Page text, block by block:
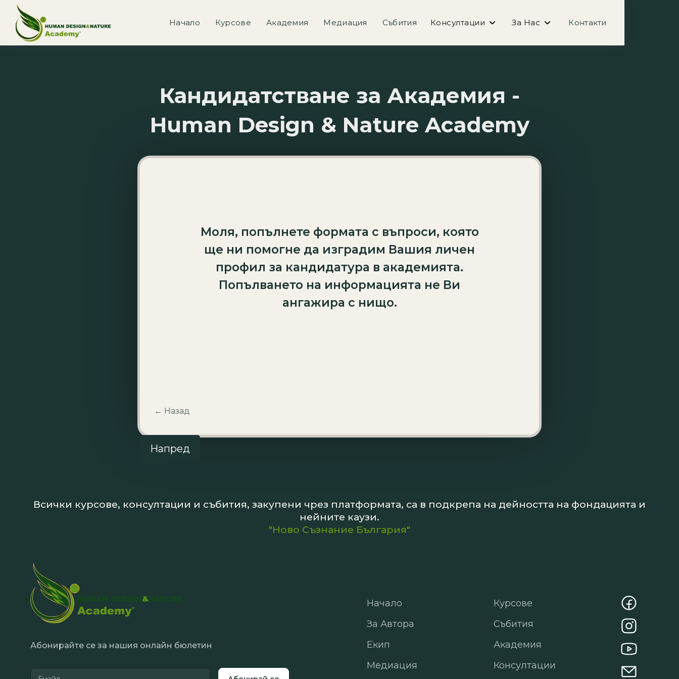
Начало Курсове Академия Медиация Събития Консултации За Нас Контакти
Кандидатстване за Академия -
Human Design & Nature Academy
Моля, попълнете формата с въпроси, която
ще ни помогне да изградим Вашия личен
профил за кандидатура в академията.
Попълването на информацията не Ви
ангажира с нищо.
← Назад
Напред
Всички курсове, консултации и събития, закупени чрез платформата, са в подкрепа на дейността на фондацията и
нейните каузи.
"Ново Съзнание България"
Абонирайте се за нашия онлайн бюлетин
Начало
За Автора
Екип
Медиация
Курсове
Събития
Академия
Консултации